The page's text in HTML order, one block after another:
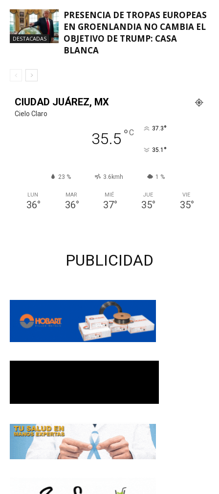
DESTACADAS
PRESENCIA DE TROPAS EUROPEAS
EN GROENLANDIA NO CAMBIA EL
OBJETIVO DE TRUMP: CASA
BLANCA
CIUDAD JUÁREZ, MX
Cielo Claro
35.5 °C 37.3°
35.1 °
23 % 3.6kmh 1 %
LUN
36°
MAR
36°
MIÉ
37°
JUE
35°
VIE
35°
PUBLICIDAD